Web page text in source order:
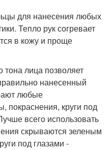
для нанесения любых
Тепло рук согревает
в кожу и проще
тона лица позволяет
нанесенный
любые
покраснения, круги под
всего использовать
скрываются зеленым
под глазами -